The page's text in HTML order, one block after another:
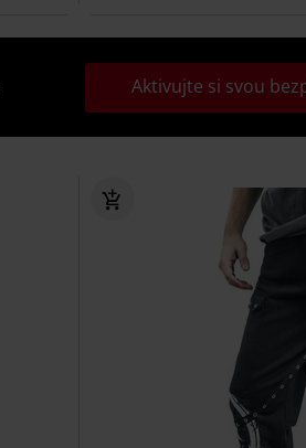
Aktivujte si svou